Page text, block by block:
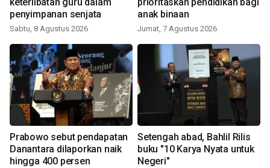
penyimpanan senjata
Sabtu, 8 Agustus 2026
anak binaan
Jumat, 7 Agustus 2026
Prabowo sebut pendapatan
Danantara dilaporkan naik
hingga 400 persen
Setengah abad, Bahlil Rilis
buku "10 Karya Nyata untuk
Negeri"